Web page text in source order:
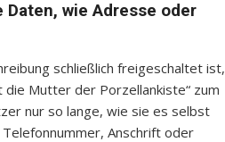
wie Adresse oder
schließlich freigeschaltet ist,
Mutter der Porzellankiste“ zum
nur so lange, wie sie es selbst
Anschrift oder